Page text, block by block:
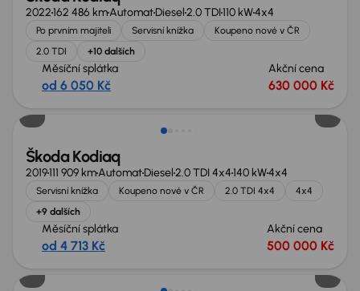
2022162 486 kmAutomatDiesel2.0 TDI110 kW4x4
Po prvním majiteli Servisní knížka
Koupeno nové v ČR
2.0 TDI
+10 dalších
Měsíční splátka
od 6 050 Kč
Akční cena
630 000 Kč
Zlevněno o 80 000 Kč
Škoda Kodiaq
2019111 909 kmAutomatDiesel2.0 TDI 4x4140 kW4x4
Servisní knížka Koupeno nové v ČR 2.0 TDI 4x4
4x4
+9 dalších
Měsíční splátka
od 4 713 Kč
Akční cena
500 000 Kč
Nově v nabídce